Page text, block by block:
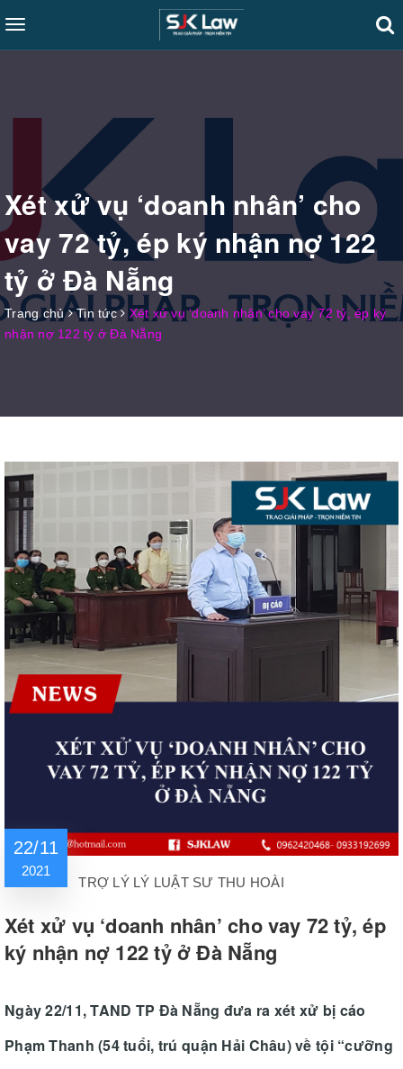
Toggle
navigation
Xét xử vụ ‘doanh nhân’ cho
vay 72 tỷ, ép ký nhận nợ 122
tỷ ở Đà Nẵng
Trang chủ Tin tức
Xét xử vụ ‘doanh nhân’ cho vay 72 tỷ, ép ký
nhận nợ 122 tỷ ở Đà Nẵng
22/11
2021
TRỢ LÝ LÝ LUẬT SƯ THU HOÀI
Xét xử vụ ‘doanh nhân’ cho vay 72 tỷ, ép
ký nhận nợ 122 tỷ ở Đà Nẵng
Ngày 22/11, TAND TP Đà Nẵng đưa ra xét xử bị cáo
Phạm Thanh (54 tuổi, trú quận Hải Châu) về tội “cưỡng